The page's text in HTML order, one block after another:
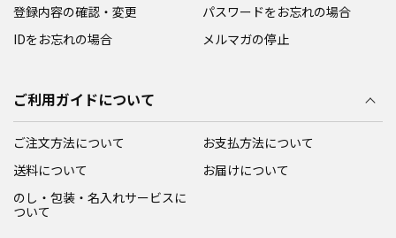
登録内容の確認・変更
パスワードをお忘れの場合
IDをお忘れの場合
メルマガの停止
ご利用ガイドについて
ご注文方法について
お支払方法について
送料について
お届けについて
のし・包装・名入れサービスに
ついて